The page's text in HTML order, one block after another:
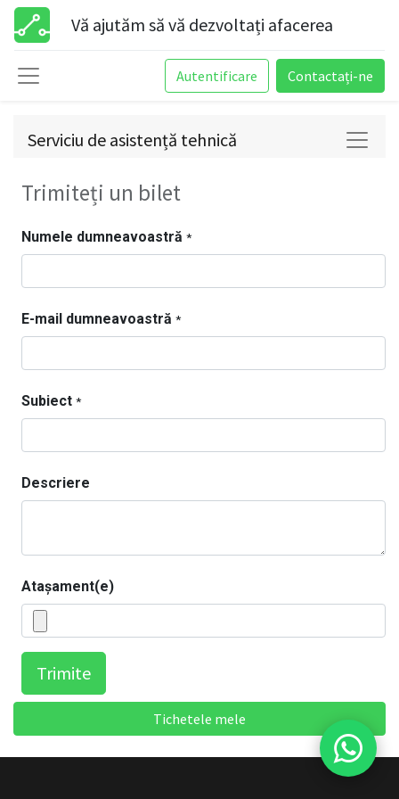
Vă ajutăm să vă dezvoltați afacerea
Autentificare Contactați-ne
Serviciu de asistență tehnică
Trimiteți un bilet
Numele dumneavoastră *
E-mail dumneavoastră *
Subiect *
Descriere
Atașament(e)
Trimite
Tichetele mele